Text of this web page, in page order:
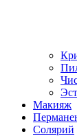
Макияж
Солярий